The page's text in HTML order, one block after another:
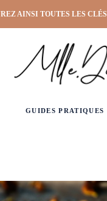
AINSI TOUTES LES
GUIDES PRATIQUES